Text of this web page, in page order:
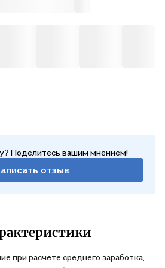
Поделитесь вашим мнением!
отзыв
при расчете среднего заработка,